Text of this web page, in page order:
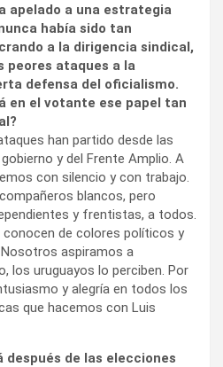
apelado a una estrategia
había sido tan
a la dirigencia sindical,
peores ataques a la
defensa del oficialismo.
en el votante ese papel tan
han partido desde las
y del Frente Amplio. A
con silencio y con trabajo.
blancos, pero
y frentistas, a todos.
de colores políticos y
aspiramos a
los uruguayos lo perciben. Por
y alegría en todos los
que hacemos con Luis
después de las elecciones